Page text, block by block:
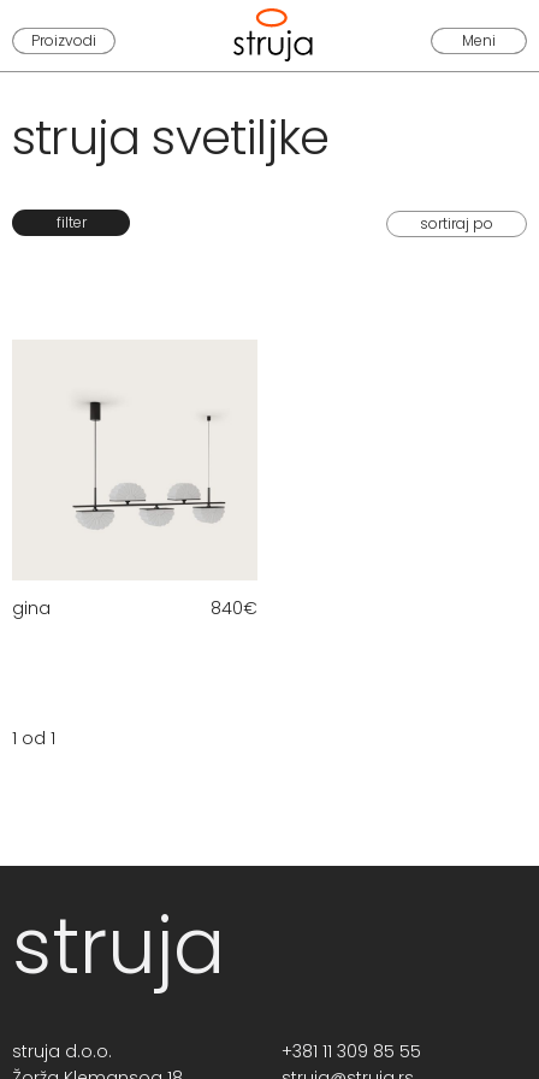
Proizvodi Meni
struja svetiljke
filter
gina 840€
1 od 1
struja
struja d.o.o.
+381 11 309 85 55